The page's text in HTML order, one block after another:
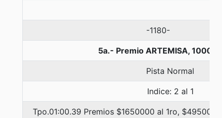
-1180-
5a.- Premio ARTEMISA, 1000
Pista Normal
Indice: 2 al 1
Tpo.01:00.39 Premios $1650000 al 1ro,